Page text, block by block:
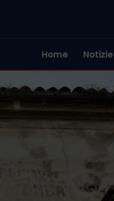
Home Notizie